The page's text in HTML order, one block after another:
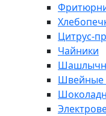
Цитрус-
Чайники